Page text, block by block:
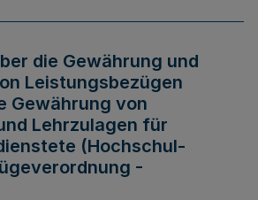
die Gewährung und
Leistungsbezügen
Gewährung von
Lehrzulagen für
(Hochschul-
-